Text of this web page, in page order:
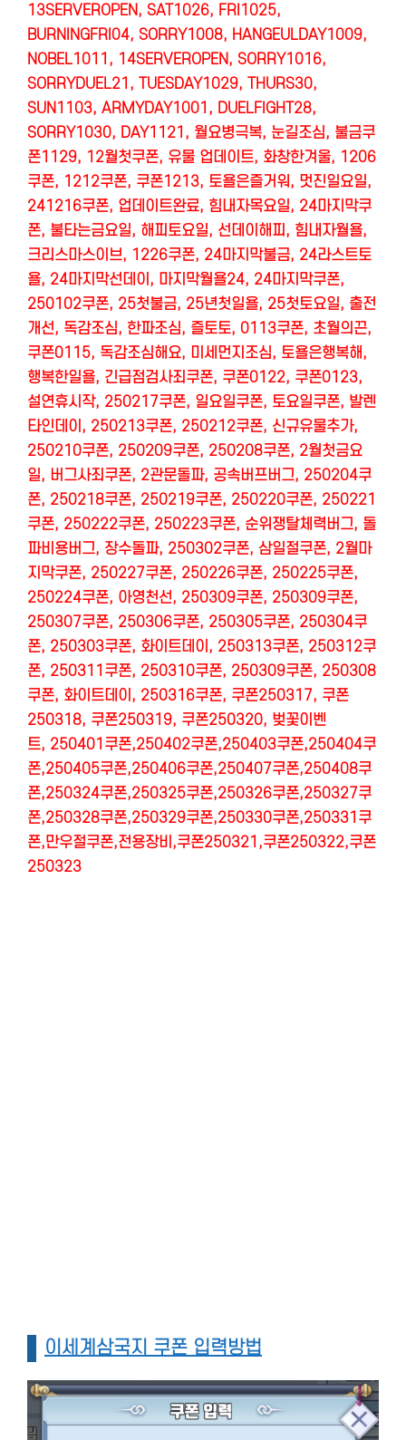
13SERVEROPEN, SAT1026, FRI1025,
BURNINGFRI04, SORRY1008, HANGEULDAY1009,
NOBEL1011, 14SERVEROPEN, SORRY1016,
SORRYDUEL21, TUESDAY1029, THURS30,
SUN1103, ARMYDAY1001, DUELFIGHT28,
SORRY1030, DAY1121, 월요병극복, 눈길조심, 불금쿠
폰1129, 12월첫쿠폰, 유물 업데이트, 화창한겨울, 1206
쿠폰, 1212쿠폰, 쿠폰1213, 토욜은즐거워, 멋진일요일,
241216쿠폰, 업데이트완료, 힘내자목요일, 24마지막쿠
폰, 불타는금요일, 해피토요일, 선데이해피, 힘내자월욜,
크리스마스이브, 1226쿠폰, 24마지막불금, 24라스트토
욜, 24마지막선데이, 마지막월욜24, 24마지막쿠폰,
250102쿠폰, 25첫불금, 25년첫일욜, 25첫토요일, 출전
개선, 독감조심, 한파조심, 즐토토, 0113쿠폰, 초월의끈,
쿠폰0115, 독감조심해요, 미세먼지조심, 토욜은행복해,
행복한일욜, 긴급점검사죄쿠폰, 쿠폰0122, 쿠폰0123,
설연휴시작, 250217쿠폰, 일요일쿠폰, 토요일쿠폰, 발렌
타인데이, 250213쿠폰, 250212쿠폰, 신규유물추가,
250210쿠폰, 250209쿠폰, 250208쿠폰, 2월첫금요
일, 버그사죄쿠폰, 2관문돌파, 공속버프버그, 250204쿠
폰, 250218쿠폰, 250219쿠폰, 250220쿠폰, 250221
쿠폰, 250222쿠폰, 250223쿠폰, 순위쟁탈체력버그, 돌
파비용버그, 장수돌파, 250302쿠폰, 삼일절쿠폰, 2월마
지막쿠폰, 250227쿠폰, 250226쿠폰, 250225쿠폰,
250224쿠폰, 아영천선, 250309쿠폰, 250309쿠폰,
250307쿠폰, 250306쿠폰, 250305쿠폰, 250304쿠
폰, 250303쿠폰, 화이트데이, 250313쿠폰, 250312쿠
폰, 250311쿠폰, 250310쿠폰, 250309쿠폰, 250308
쿠폰, 화이트데이, 250316쿠폰, 쿠폰250317, 쿠폰
250318, 쿠폰250319, 쿠폰250320, 벚꽃이벤
트, 250401쿠폰,250402쿠폰,250403쿠폰,250404쿠
폰,250405쿠폰,250406쿠폰,250407쿠폰,250408쿠
폰,250324쿠폰,250325쿠폰,250326쿠폰,250327쿠
폰,250328쿠폰,250329쿠폰,250330쿠폰,250331쿠
폰,만우절쿠폰,전용장비,쿠폰250321,쿠폰250322,쿠폰
250323
이세계삼국지 쿠폰 입력방법